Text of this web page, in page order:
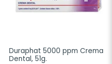
Duraphat 5000 ppm Crema
Dental, 51g.